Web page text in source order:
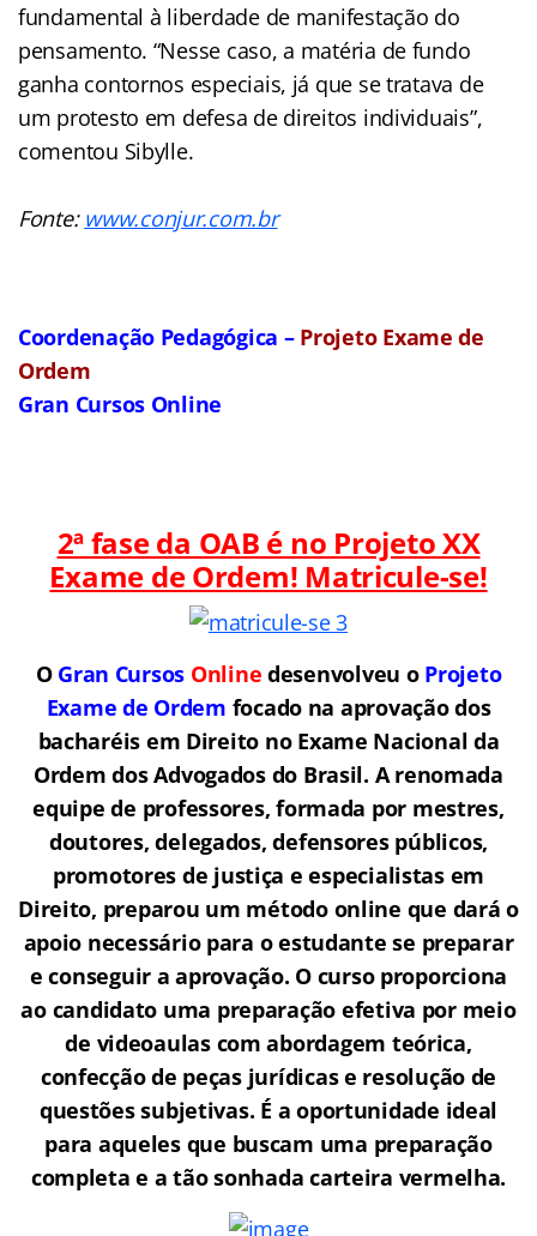
fundamental à liberdade de manifestação do
pensamento. “Nesse caso, a matéria de fundo
ganha contornos especiais, já que se tratava de
um protesto em defesa de direitos individuais”,
comentou Sibylle.
Fonte: www.conjur.com.br
Coordenação Pedagógica – Projeto Exame de
Ordem
Gran Cursos Online
2ª fase da OAB é no Projeto XX
Exame de Ordem! Matricule-se!
O Gran Cursos Online desenvolveu o Projeto
Exame de Ordem focado na aprovação dos
bacharéis em Direito no Exame Nacional da
Ordem dos Advogados do Brasil. A renomada
equipe de professores, formada por mestres,
doutores, delegados, defensores públicos,
promotores de justiça e especialistas em
Direito, preparou um método online que dará o
apoio necessário para o estudante se preparar
e conseguir a aprovação. O curso proporciona
ao candidato uma preparação efetiva por meio
de videoaulas com abordagem teórica,
confecção de peças jurídicas e resolução de
questões subjetivas. É a oportunidade ideal
para aqueles que buscam uma preparação
completa e a tão sonhada carteira vermelha.